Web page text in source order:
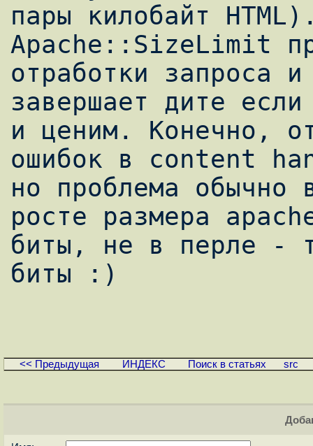
пары килобайт
Apache::SizeLimit
отработки запроса и
завершает дите
и ценим. Конечно,
ошибок в content
но проблема обычно
росте размера
биты, не в перле -
биты :)
<< Предыдущая ИНДЕКС Поиск в статьях src